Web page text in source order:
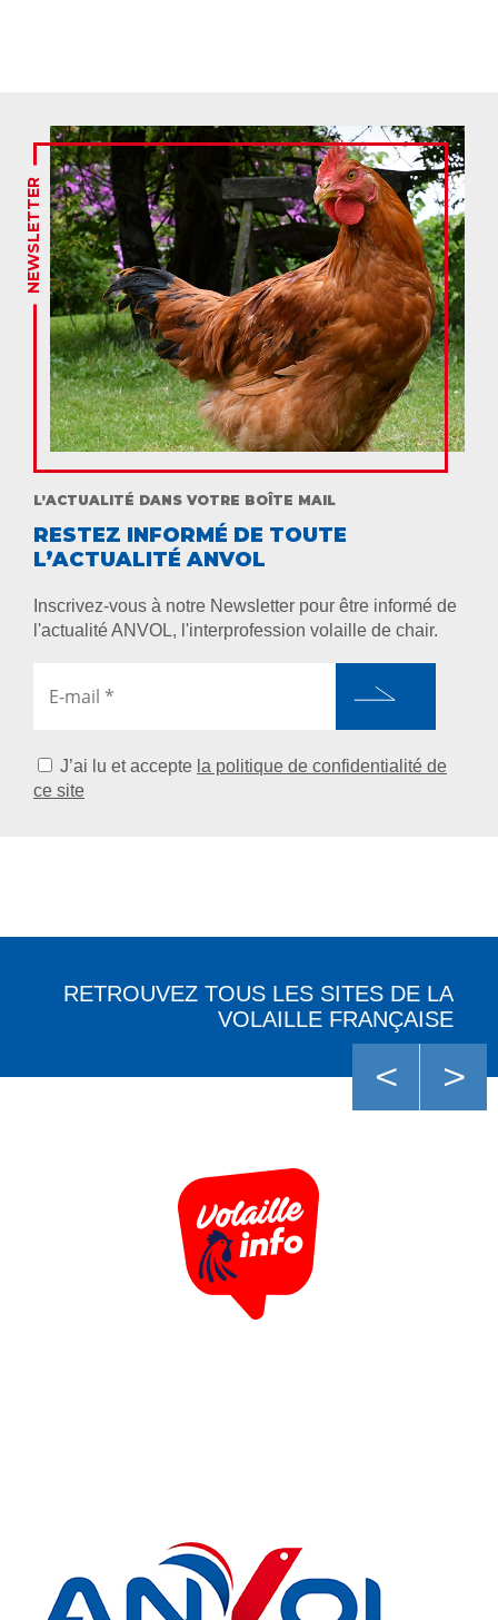
NEWSLETTER
L’ACTUALITÉ DANS VOTRE BOÎTE MAIL
RESTEZ INFORMÉ DE TOUTE
L’ACTUALITÉ ANVOL
Inscrivez-vous à notre Newsletter pour être informé de
l'actualité ANVOL, l'interprofession volaille de chair.
J’ai lu et accepte la politique de confidentialité de
ce site
RETROUVEZ TOUS LES SITES DE LA
VOLAILLE FRANÇAISE
>
<